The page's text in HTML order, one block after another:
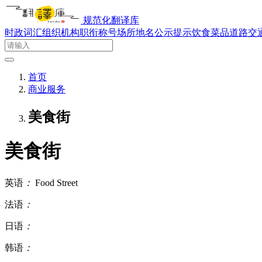
规范化翻译库
时政词汇组织机构职衔称号场所地名公示提示饮食菜品道路交
首页
商业服务
美食街
美食街
英语 ： Food Street
法语 ：
日语 ：
韩语 ：